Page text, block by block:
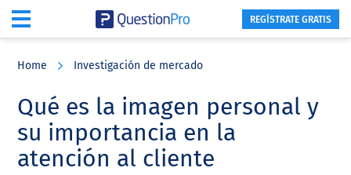
content
sidebar
REGÍSTRATE GRATIS
Home Investigación de mercado
Qué es la imagen personal y
su importancia en la
atención al cliente